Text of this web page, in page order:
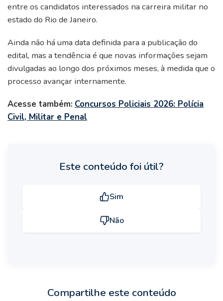
entre os candidatos interessados na carreira militar no
estado do Rio de Janeiro.
Ainda não há uma data definida para a publicação do
edital, mas a tendência é que novas informações sejam
divulgadas ao longo dos próximos meses, à medida que o
processo avançar internamente.
Acesse também: Concursos Policiais 2026: Polícia
Civil, Militar e Penal
Este conteúdo foi útil?
Sim
Não
Compartilhe este conteúdo